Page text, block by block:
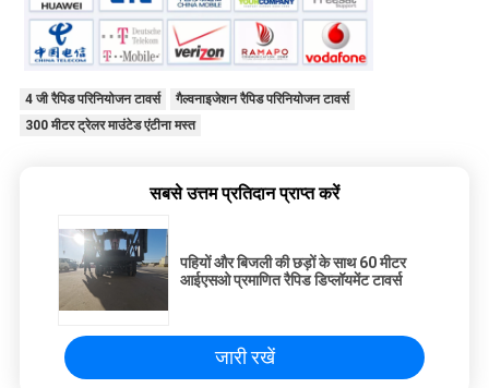
4 जी रैपिड परिनियोजन टावर्स
गैल्वनाइजेशन रैपिड परिनियोजन टावर्स
300 मीटर ट्रेलर माउंटेड एंटीना मस्त
सबसे उत्तम प्रतिदान प्राप्त करें
पहियों और बिजली की छड़ों के साथ 60 मीटर
आईएसओ प्रमाणित रैपिड डिप्लॉयमेंट टावर्स
जारी रखें